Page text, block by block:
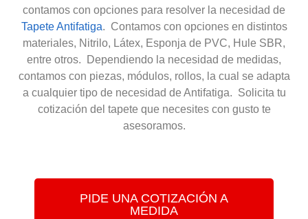
contamos con opciones para resolver la necesidad de
Tapete Antifatiga. Contamos con opciones en distintos
materiales, Nitrilo, Látex, Esponja de PVC, Hule SBR,
entre otros. Dependiendo la necesidad de medidas,
contamos con piezas, módulos, rollos, la cual se adapta
a cualquier tipo de necesidad de Antifatiga. Solicita tu
cotización del tapete que necesites con gusto te
asesoramos.
PIDE UNA COTIZACIÓN A
MEDIDA